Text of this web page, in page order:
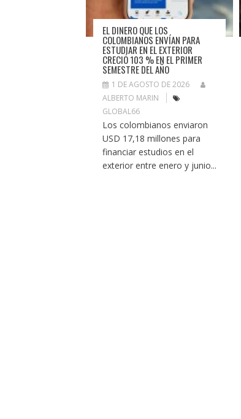
EL DINERO QUE LOS
COLOMBIANOS ENVÍAN PARA
ESTUDIAR EN EL EXTERIOR
CRECIÓ 103 % EN EL PRIMER
SEMESTRE DEL AÑO
1 DE AGOSTO DE 2026
ALBERTO MARIN
GLOBAL66
Los colombianos enviaron
USD 17,18 millones para
financiar estudios en el
exterior entre enero y junio...